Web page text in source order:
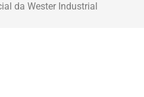
da Wester Industrial